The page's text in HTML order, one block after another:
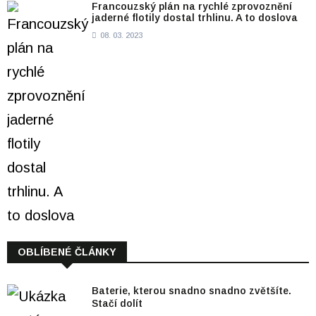
Francouzský plán na rychlé zprovoznění
jaderné flotily dostal trhlinu. A to doslova
08. 03. 2023
OBLÍBENÉ ČLÁNKY
Baterie, kterou snadno snadno zvětšíte.
Stačí dolít